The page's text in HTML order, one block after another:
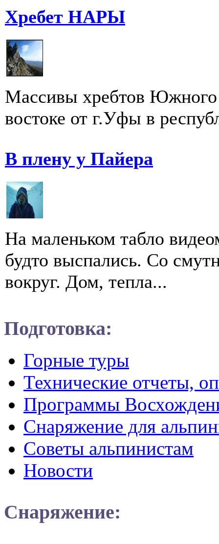
Хребет НАРЫ
Массивы хребтов
востоке от г.Уфы в
В плену у Пайера
На маленьком табло
будто выспались. Со
вокруг. Дом, тепла...
Подготовка:
Горные туры
Технические отчеты,
Программы
Снаряжение для
Советы альпинистам
Новости
Снаряжение: